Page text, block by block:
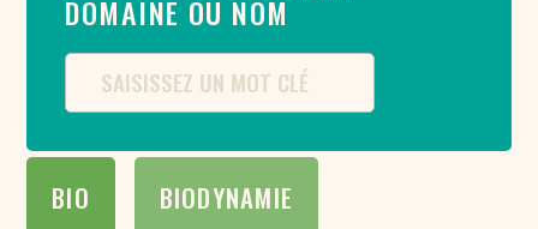
DOMAINE OU NOM
BIO BIODYNAMIE